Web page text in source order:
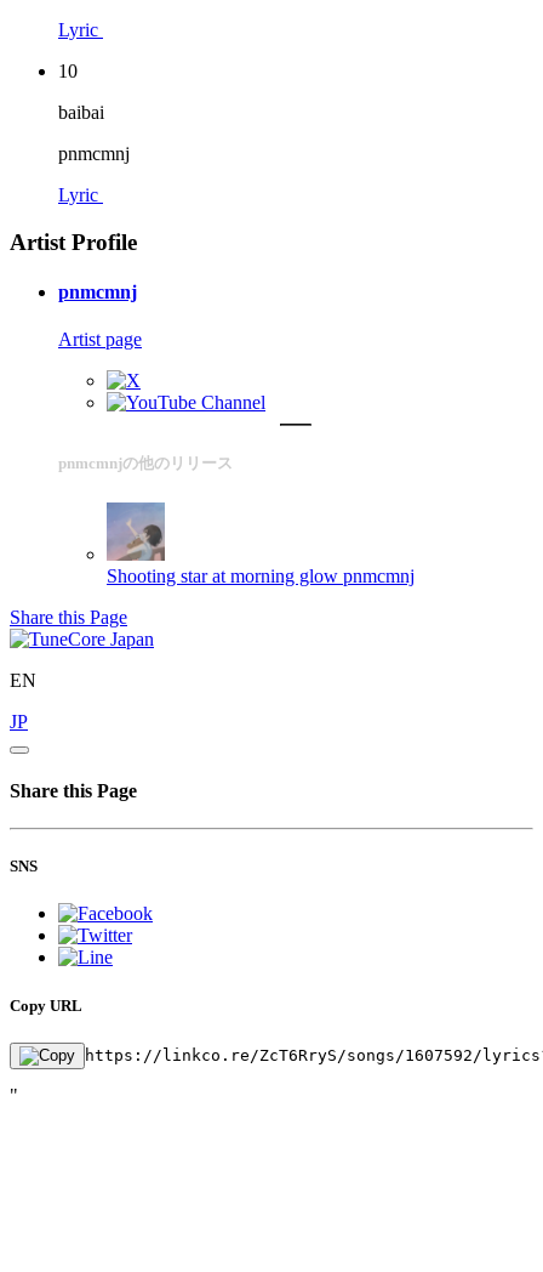
Lyric
10
baibai
pnmcmnj
Lyric
Artist Profile
pnmcmnj
Artist page
pnmcmnjの他のリリース
Shooting star at morning glow pnmcmnj
Share this Page
EN
JP
Share this Page
SNS
Copy URL
https://linkco.re/ZcT6RryS/songs/1607592/
"